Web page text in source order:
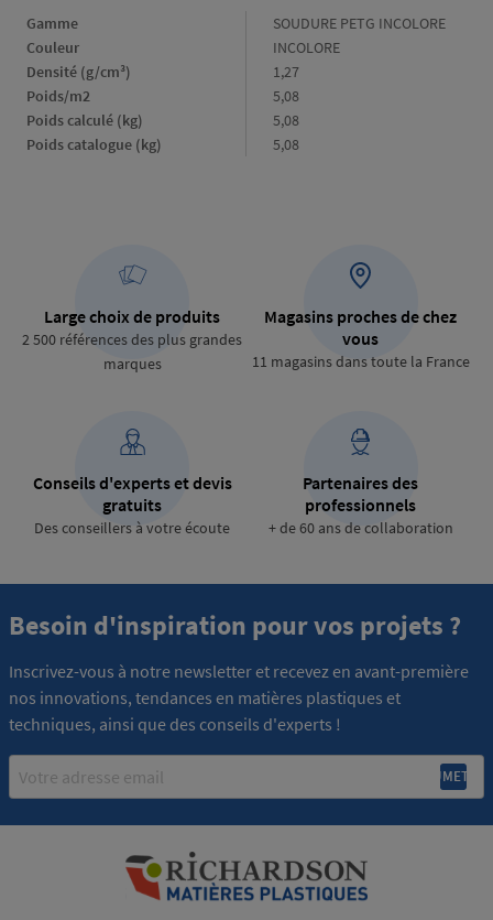
Gamme Gamme
SOUDURE PETG INCOLORE
Couleur
Couleur
INCOLORE
Densité (g/cm³)
Densité
(g/cm³)
1,27
Poids/m2
Poids/m2
5,08
Poids calculé (kg)
Poids
calculé
(kg)
5,08
Poids catalogue (kg)
Poids
5,08
Large choix de produits
2 500 références des plus grandes
marques
Magasins proches de chez
vous
11 magasins dans toute la France
Conseils d'experts et devis
gratuits
Des conseillers à votre écoute
Partenaires des
professionnels
+ de 60 ans de collaboration
Besoin d'inspiration pour vos projets ?
Inscrivez-vous à notre newsletter et recevez en avant-première
nos innovations, tendances en matières plastiques et
techniques, ainsi que des conseils d'experts !
Email